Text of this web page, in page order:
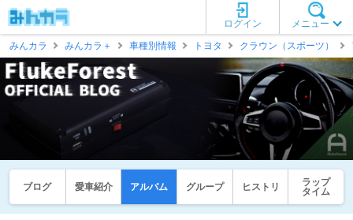
メニュー
ログイン
みんカラ
みんカラ＋ 車種別情報 トヨタ クラウン（スポーツ）
ブログ 愛車紹介 アルバム グループ ヒストリ
ラップ
タイム